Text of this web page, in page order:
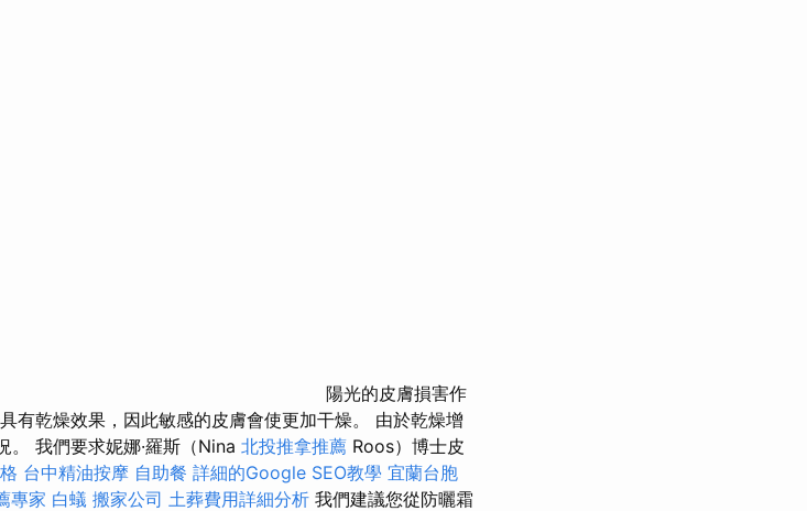
陽光的皮膚損害作
有乾燥效果，因此敏感的皮膚會使更加干燥。 由於乾燥增
。 我們要求妮娜·羅斯（Nina 北投推拿推薦 Roos）博士皮
台中精油按摩 自助餐 詳細的Google SEO教學 宜蘭台胞
專家 白蟻 搬家公司 土葬費用詳細分析 我們建議您從防曬霜